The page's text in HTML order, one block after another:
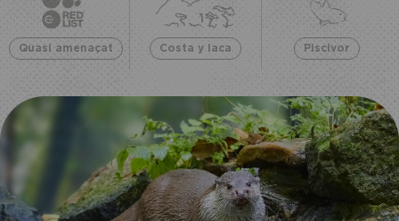
Quasi amenaçat Costa y laca Piscivor